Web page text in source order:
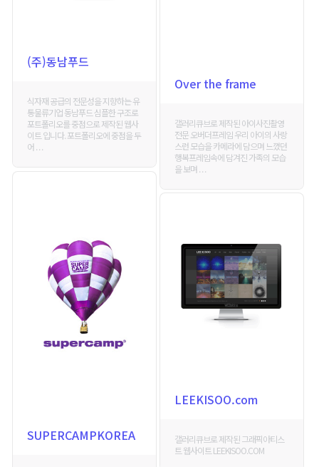
Over the frame
갤러리큐브로 제작된 아이사진촬영
전문 오버더프레임 우리 아이의 사랑
스런 모습을 카메라에 담으며 느꼈던
행복프레임속에 담겨진 가족의 모습
을 보며 . . .
(주)동남푸드
식자재 공급의 전문성을 지향하는 유
통물류기업 동남푸드 심플한 구조로
포트폴리오를 중점으로 제작된 웹사
이트 입니다. 포트폴리오에 중점을 두
어 . . .
SUPERCAMPKOREA
LEEKISOO.com
갤러리큐브로 제작된 그래픽아티스
트 웹사이트 LEEKISOO.COM